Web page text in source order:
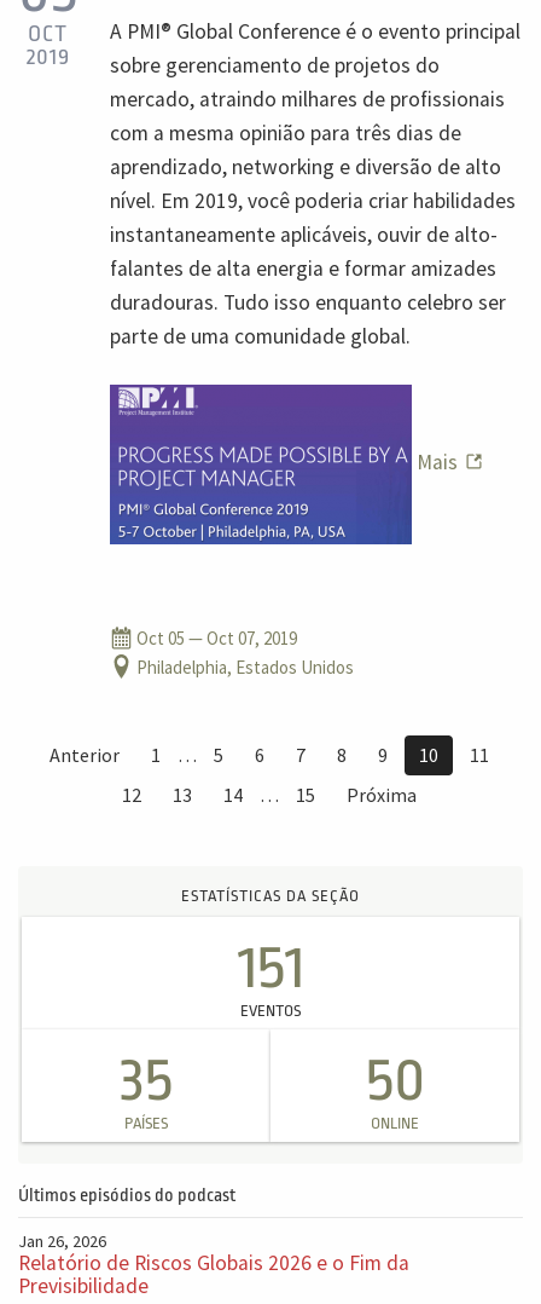
OCT
2019
A PMI® Global Conference é o evento principal
sobre gerenciamento de projetos do
mercado, atraindo milhares de profissionais
com a mesma opinião para três dias de
aprendizado, networking e diversão de alto
nível. Em 2019, você poderia criar habilidades
instantaneamente aplicáveis, ouvir de alto-
falantes de alta energia e formar amizades
duradouras. Tudo isso enquanto celebro ser
parte de uma comunidade global.
Mais
Oct 05 — Oct 07, 2019
Philadelphia, Estados Unidos
Anterior 1 … 5 6 7 8 9 10
11
12
13 14 … 15 Próxima
ESTATÍSTICAS DA SEÇÃO
151
EVENTOS
35
PAÍSES
50
ONLINE
Últimos episódios do podcast
Jan 26, 2026
Relatório de Riscos Globais 2026 e o Fim da
Previsibilidade